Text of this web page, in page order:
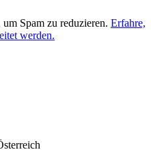
Spam zu reduzieren. Erfahre,
werden.